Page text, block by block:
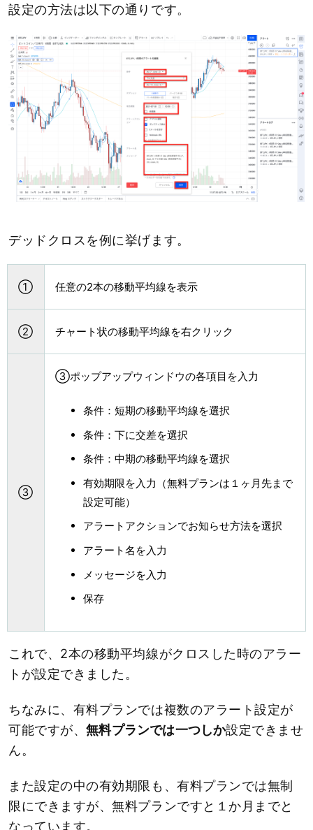
設定の方法は以下の通りです。
デッドクロスを例に挙げます。
① 任意の2本の移動平均線を表示
② チャート状の移動平均線を右クリック
③
③ポップアップウィンドウの各項目を入力
条件：短期の移動平均線を選択
条件：下に交差を選択
条件：中期の移動平均線を選択
有効期限を入力（無料プランは１ヶ月先まで
設定可能）
アラートアクションでお知らせ方法を選択
アラート名を入力
メッセージを入力
保存
これで、2本の移動平均線がクロスした時のアラー
トが設定できました。
ちなみに、有料プランでは複数のアラート設定が
可能ですが、無料プランでは一つしか設定できませ
ん。
また設定の中の有効期限も、有料プランでは無制
限にできますが、無料プランですと１か月までと
なっています。